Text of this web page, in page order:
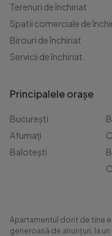
Terenuri de închiriat
Spatii comerciale de
Birouri de închiriat
Servicii de închiriat
Principalele orașe
București
Afumați
Balotești
Apartamentul dorit de tine
generoasă de anunțuri, la